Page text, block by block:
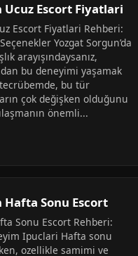
Ucuz Escort Fiyatlari
Escort Fiyatlari Rehberi:
Yozgat Sorgun’da
arayışındaysanız,
bu deneyimi yaşamak
bu tür
çok değişken olduğunu
önemli...
Hafta Sonu Escort
Sonu Escort Rehberi:
Ipuclari Hafta sonu
ozellikle samimi ve